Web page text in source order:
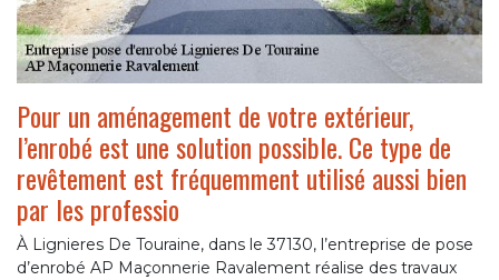
Pour un aménagement de votre extérieur,
l’enrobé est une solution possible. Ce type de
revêtement est fréquemment utilisé aussi bien
par les professio
À Lignieres De Touraine, dans le 37130, l’entreprise de pose
d’enrobé AP Maçonnerie Ravalement réalise des travaux